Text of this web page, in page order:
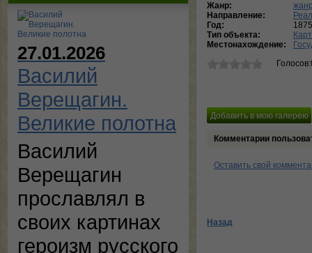
27.01.2026
Василий
Верещагин.
Великие полотна
Василий
Верещагин
прославлял в
своих картинах
героизм русского
Жанр:
Направление:
Год:
Тип объекта:
Местонахождение:
Комментарии
Оставить свой
Назад